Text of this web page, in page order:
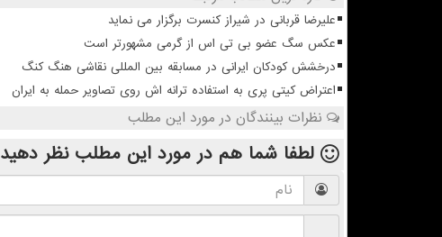
علیرضا قربانی در شیراز کنسرت برگزار می نماید
عکس سگ عضو بی تی اس از گرمی مشهورتر است
درخشش کودکان ایرانی در مسابقه بین المللی نقاشی هنگ کنگ
اعتراض کیتی پری به استفاده ترانه اش روی تصاویر حمله به ایران
نظرات بینندگان در مورد این مطلب
لطفا شما هم در مورد این مطلب نظر دهید